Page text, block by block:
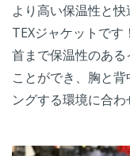
より高い保温性と
TEXジャケットです！
首まで保温性のあ
ことができ、胸と
ングする環境に合わ